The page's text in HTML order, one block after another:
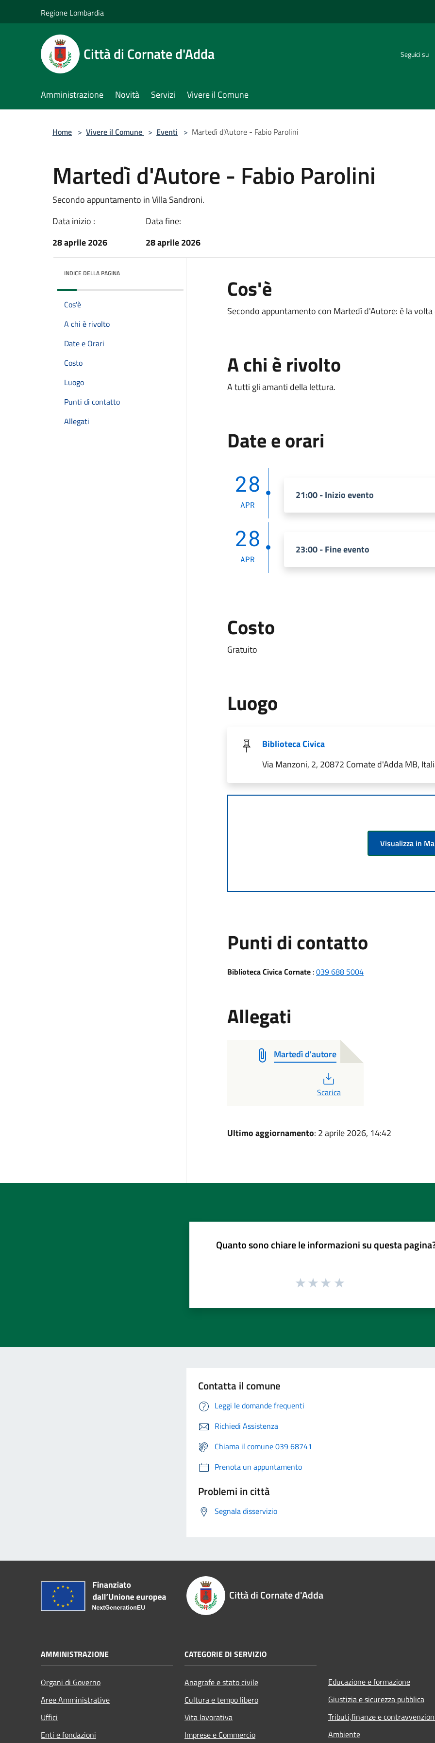
Regione Lombardia
Città di Cornate d'Adda Seguici su
Amministrazione Novità Servizi Vivere il Comune
Home > Vivere il Comune > Eventi > Martedì d'Autore - Fabio Parolini
Martedì d'Autore - Fabio Parolini
Secondo appuntamento in Villa Sandroni.
Data inizio :
28 aprile 2026
Data fine:
28 aprile 2026
INDICE DELLA PAGINA
Cos'è
A chi è rivolto
Date e Orari
Costo
Luogo
Punti di contatto
Allegati
Cos'è
Secondo appuntamento con Martedì d'Autore: è la volta
A chi è rivolto
A tutti gli amanti della lettura.
Date e orari
28
APR
21:00 - Inizio evento
28
APR
23:00 - Fine evento
Costo
Gratuito
Luogo
Biblioteca Civica
Via Manzoni, 2, 20872 Cornate d'Adda MB,
Visualizza in
Punti di contatto
Biblioteca Civica Cornate:039 688 5004
Allegati
Martedì d'autore
Scarica
Ultimo aggiornamento: 2 aprile 2026, 14:42
Quanto sono chiare le informazioni su questa
Contatta il comune
Leggi le domande frequenti
Richiedi Assistenza
Chiama il comune 039 68741
Prenota un appuntamento
Problemi in città
Segnala disservizio
Città di Cornate d'Adda
AMMINISTRAZIONE
Organi di Governo
Aree Amministrative
Uffici
Enti e fondazioni
CATEGORIE DI SERVIZIO
Anagrafe e stato civile
Cultura e tempo libero
Vita lavorativa
Imprese e Commercio
Educazione e formazione
Giustizia e sicurezza pubblica
Tributi,finanze e
Ambiente